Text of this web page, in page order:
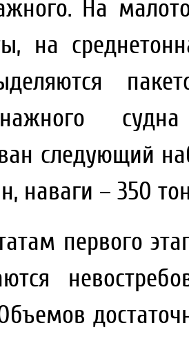
На
на
следующий
наваги – 350
первого